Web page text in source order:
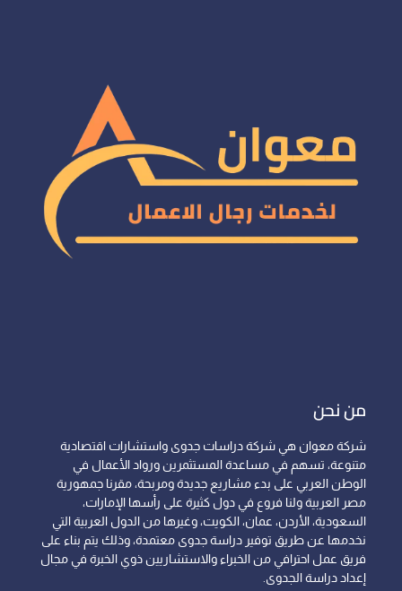
من نحن
شركة معوان هي شركة دراسات جدوى واستشارات اقتصادية
متنوعة، تسهم في مساعدة المستثمرين ورواد الأعمال في
الوطن العربي على بدء مشاريع جديدة ومربحة، مقرنا جمهورية
مصر العربية ولنا فروع في دول كثيرة على رأسها الإمارات،
السعودية، الأردن، عمان، الكويت، وغيرها من الدول العربية التي
نخدمها عن طريق توفير دراسة جدوى معتمدة، وذلك يتم بناء على
فريق عمل احترافي من الخبراء والاستشاريين ذوي الخبرة في مجال
إعداد دراسة الجدوى.